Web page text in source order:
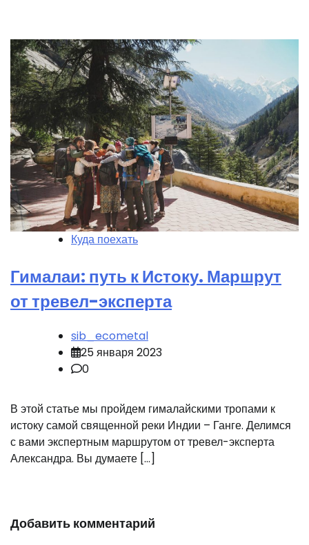
Куда поехать
Гималаи: путь к Истоку. Маршрут
от тревел-эксперта
sib_ecometal
25 января 2023
0
В этой статье мы пройдем гималайскими тропами к
истоку самой священной реки Индии – Ганге. Делимся
с вами экспертным маршрутом от тревел-эксперта
Александра. Вы думаете […]
Добавить комментарий